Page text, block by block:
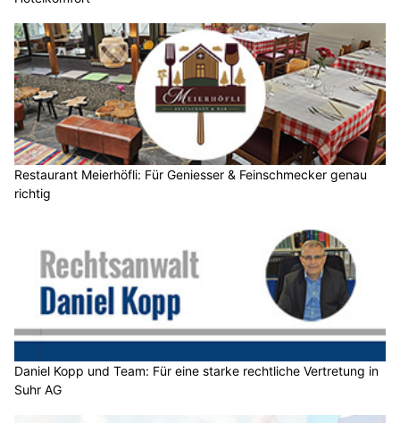
Restaurant Meierhöfli: Für Geniesser & Feinschmecker genau
richtig
Daniel Kopp und Team: Für eine starke rechtliche Vertretung in
Suhr AG